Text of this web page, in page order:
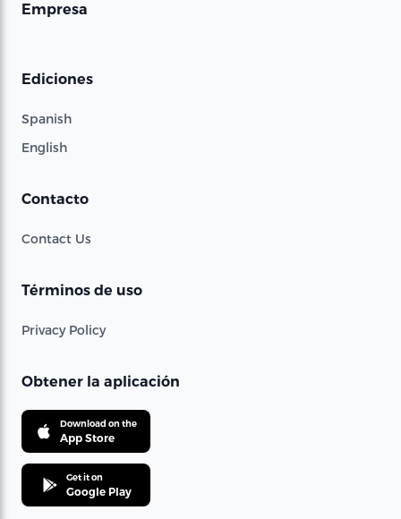
Empresa
Ediciones
Spanish
English
Contacto
Contact Us
Términos de uso
Privacy Policy
Obtener la aplicación
Download on the
App Store
Get it on
Google Play